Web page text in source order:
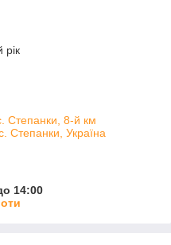
рік
Степанки, 8-й км
Степанки, Україна
14:00